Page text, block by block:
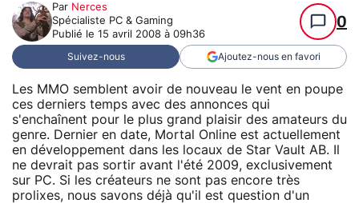
Par Nerces
Spécialiste PC & Gaming
Publié le 15 avril 2008 à 09h36
0
Suivez-nous Ajoutez-nous en favori
Les MMO semblent avoir de nouveau le vent en poupe
ces derniers temps avec des annonces qui
s'enchaînent pour le plus grand plaisir des amateurs du
genre. Dernier en date, Mortal Online est actuellement
en développement dans les locaux de Star Vault AB. Il
ne devrait pas sortir avant l'été 2009, exclusivement
sur PC. Si les créateurs ne sont pas encore très
prolixes, nous savons déjà qu'il est question d'un